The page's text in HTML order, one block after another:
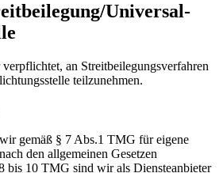
Universal­
an Streitbeilegungsverfahren
teilzunehmen.
gemäß § 7 Abs.1 TMG für eigene
den allgemeinen Gesetzen
bis 10 TMG sind wir als Diensteanbieter